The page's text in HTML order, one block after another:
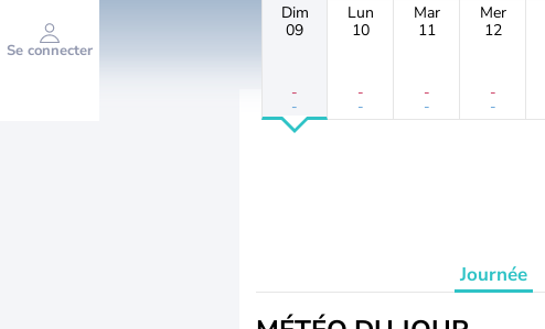
Se connecter
Dim
09
-
-
Lun
10
-
-
Mar
11
-
-
Mer
12
-
-
Journée